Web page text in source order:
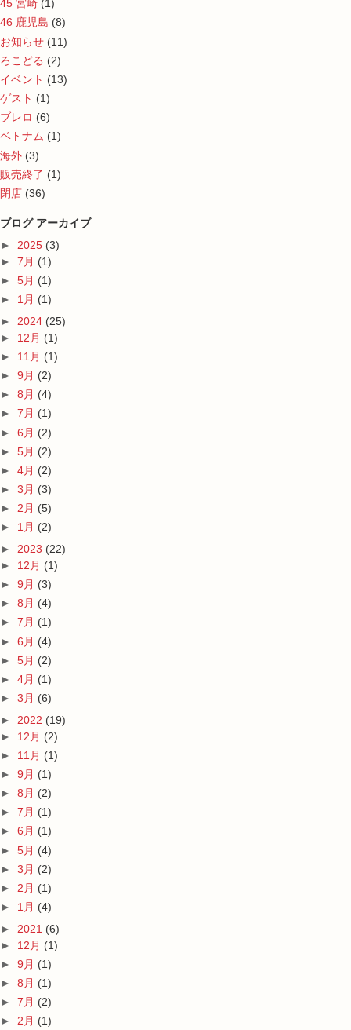
45 宮崎 (1)
46 鹿児島 (8)
お知らせ (11)
ろこどる (2)
イベント (13)
ゲスト (1)
ブレロ (6)
ベトナム (1)
海外 (3)
販売終了 (1)
閉店 (36)
ブログ アーカイブ
► 2025 (3)
► 7月 (1)
► 5月 (1)
► 1月 (1)
► 2024 (25)
► 12月 (1)
► 11月 (1)
► 9月 (2)
► 8月 (4)
► 7月 (1)
► 6月 (2)
► 5月 (2)
► 4月 (2)
► 3月 (3)
► 2月 (5)
► 1月 (2)
► 2023 (22)
► 12月 (1)
► 9月 (3)
► 8月 (4)
► 7月 (1)
► 6月 (4)
► 5月 (2)
► 4月 (1)
► 3月 (6)
► 2022 (19)
► 12月 (2)
► 11月 (1)
► 9月 (1)
► 8月 (2)
► 7月 (1)
► 6月 (1)
► 5月 (4)
► 3月 (2)
► 2月 (1)
► 1月 (4)
► 2021 (6)
► 12月 (1)
► 9月 (1)
► 8月 (1)
► 7月 (2)
► 2月 (1)